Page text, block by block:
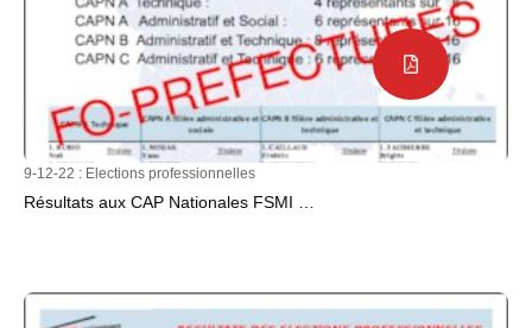
9-12-22 : Elections professionnelles
Résultats aux CAP Nationales FSMI …